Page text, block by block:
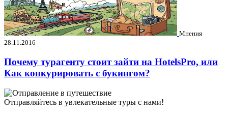
Мнения
28.11.2016
Почему турагенту стоит зайти на HotelsPro, или
Как конкурировать с букингом?
Отправляйтесь в увлекательные туры с нами!